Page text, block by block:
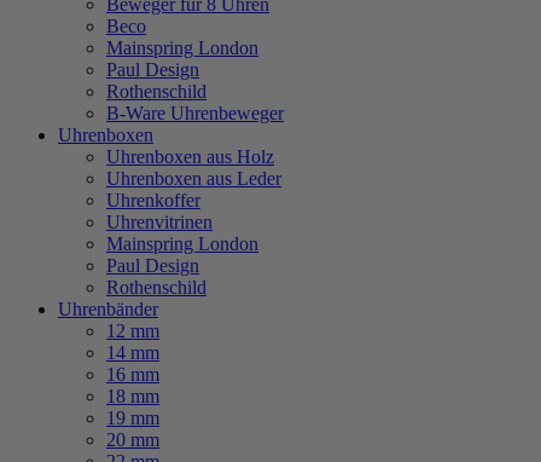
Beweger für 8 Uhren
Beco
Mainspring London
Paul Design
Rothenschild
B-Ware Uhrenbeweger
Uhrenboxen
Uhrenboxen aus Holz
Uhrenboxen aus Leder
Uhrenkoffer
Uhrenvitrinen
Mainspring London
Paul Design
Rothenschild
Uhrenbänder
12 mm
14 mm
16 mm
18 mm
19 mm
20 mm